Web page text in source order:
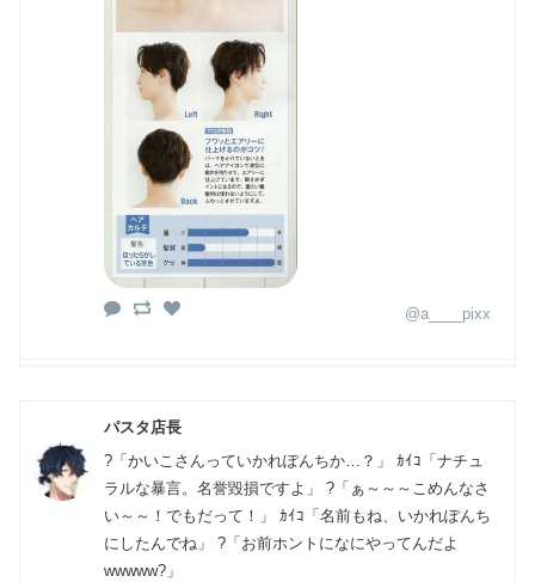
@a____pixx
パスタ店長
?「かいこさんっていかれぽんちか…？」 ｶｲｺ「ナチュ
ラルな暴言。名誉毀損ですよ」 ?「ぁ～～～こめんなさ
い～～！でもだって！」 ｶｲｺ「名前もね、いかれぽんち
にしたんでね」 ?「お前ホントになにやってんだよ
wwwww?」